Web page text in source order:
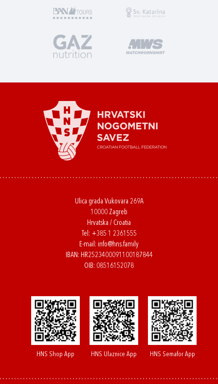
Ulica grada Vukovara 269A
10000 Zagreb
Hrvatska / Croatia
Tel: +385 1 2361555
E-mail: info@hns.family
IBAN: HR2523400091100187844
OIB: 08516152078
HNS Shop App HNS Ulaznice App HNS Semafor App